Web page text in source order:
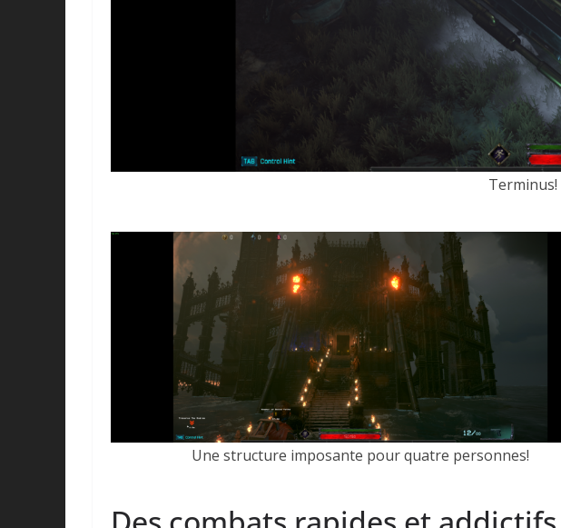
Une structure imposante pour quatre personnes!